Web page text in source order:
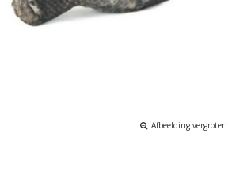
Afbeelding vergroten